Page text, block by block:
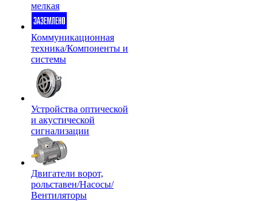
мелкая
Коммуникационная
техника/Компоненты и
системы
Устройства оптической
и акустической
сигнализации
Двигатели ворот,
рольставен/Насосы/
Вентиляторы